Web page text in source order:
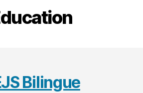
Bilingue